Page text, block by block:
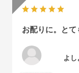
お配りに。とて
よし